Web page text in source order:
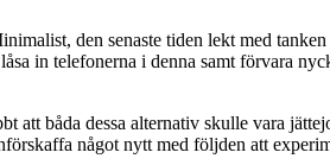
den senaste tiden lekt med
in telefonerna i denna samt förvara
att båda dessa alternativ skulle vara
något nytt med följden att